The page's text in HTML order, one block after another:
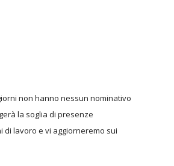
non hanno nessun nominativo
la soglia di presenze
lavoro e vi aggiorneremo sui